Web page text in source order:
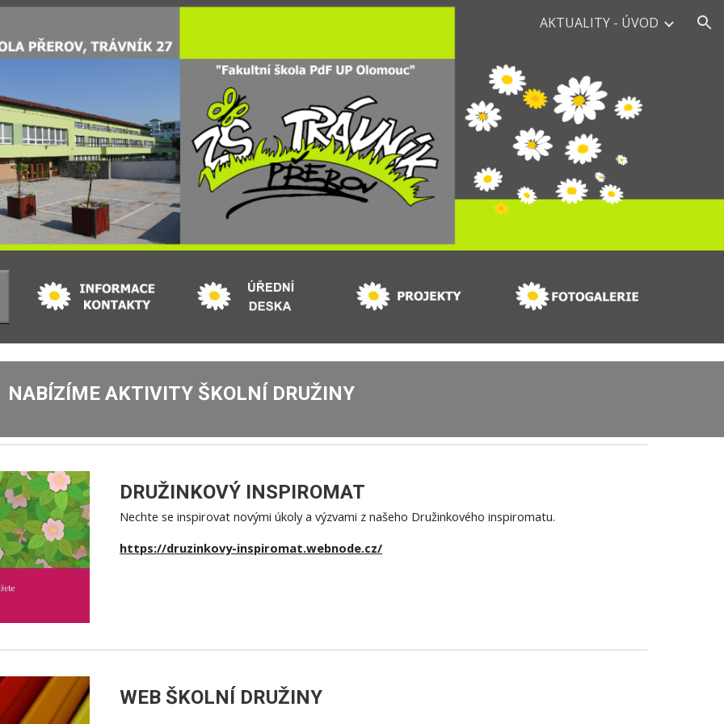
AKTUALITY - ÚVOD
NABÍZÍME AKTIVITY ŠKOLNÍ DRUŽINY
DRUŽINKOVÝ INSPIROMAT
Nechte se inspirovat novými úkoly a výzvami z našeho Družinkového inspiromatu.
https://druzinkovy-inspiromat.webnode.cz/
WEB ŠKOLNÍ DRUŽINY